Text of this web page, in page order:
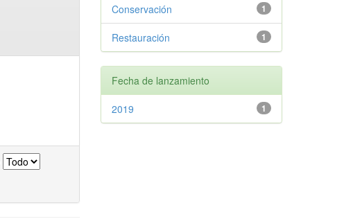
1
Conservación
1
Restauración
Fecha de lanzamiento
1
2019